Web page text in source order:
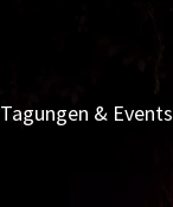
Tagungen & Events